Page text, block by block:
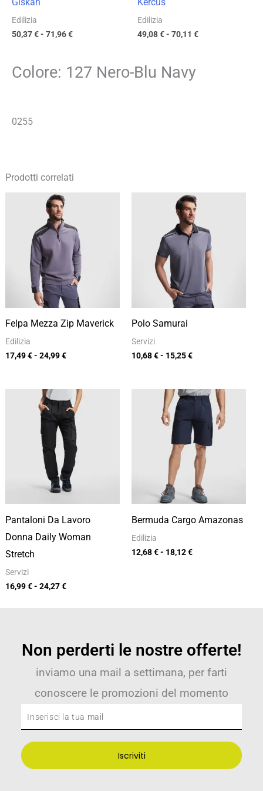
Giskan
Edilizia
50,37€- 71,96€
Kercus
Edilizia
49,08€- 70,11 €
Colore: 127 Nero-Blu Navy
0255
Prodotti correlati
Felpa Mezza Zip Maverick
Edilizia
17,49€- 24,99€
da
17,49 €
24,99 €
Polo Samurai
Servizi
10,68€- 15,25€
Fascia
di
prezzo:
da
10,68 €
a
15,25 €
Pantaloni Da Lavoro
Donna Daily Woman
Stretch
Servizi
16,99€- 24,27€
Fascia
di
prezzo:
da
16,99 €
24,27 €
Bermuda Cargo Amazonas
Edilizia
12,68€- 18,12€
Fascia
prezzo:
da
12,68 €
a
18,12 €
Non perderti le nostre offerte!
inviamo una mail a settimana, per farti
conoscere le promozioni del momento
Inserisci
la
tua
mail
Iscriviti